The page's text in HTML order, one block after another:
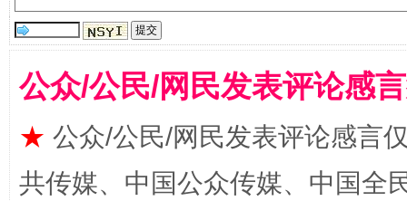
受贿1.44亿！段成刚被判无期
公众/公民/网民发表评论感
★ 公众/公民/网民发表评论感言
共传媒、中国公众传媒、中国全